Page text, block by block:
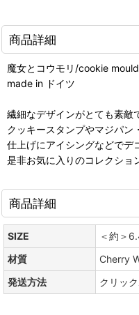
商品詳細
魔女とコウモリ/cookie mould
made in ドイツ
繊細なデザインがとても素敵
クッキースタンプやマジパン
仕上げにアイシングなどでデ
是非お気に入りのコレクショ
商品詳細
SIZE
＜約＞
材質
Cherry
発送方法
クリッ